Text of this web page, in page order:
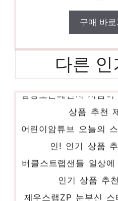
구매 바로
다른
삼성오븐레인지 지금
상품 추천
어린이암튜브 오늘의
인! 인기 상품
버클스트랩샌들 일상
인기 상품 추
제우스랩ZP 눈부신